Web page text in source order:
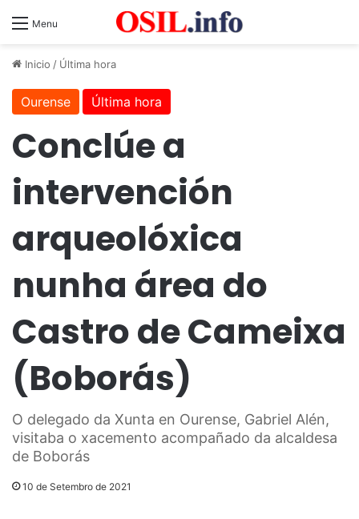
Menu
Inicio / Última hora
Ourense Última hora
Conclúe a
intervención
arqueolóxica
nunha área do
Castro de Cameixa
(Boborás)
O delegado da Xunta en Ourense, Gabriel Alén,
visitaba o xacemento acompañado da alcaldesa
de Boborás
10 de Setembro de 2021